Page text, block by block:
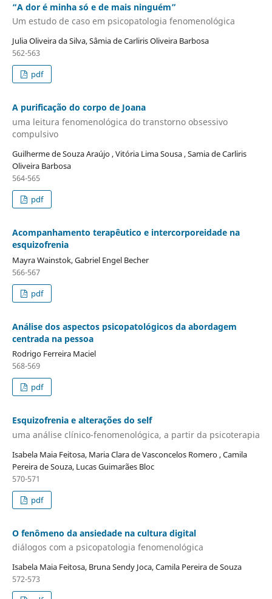
“A dor é minha só e de mais ninguém”
Um estudo de caso em psicopatologia fenomenológica
Julia Oliveira da Silva, Sâmia de Carliris Oliveira Barbosa
562-563
pdf
A purificação do corpo de Joana
uma leitura fenomenológica do transtorno obsessivo
compulsivo
Guilherme de Souza Araújo , Vitória Lima Sousa , Samia de Carliris
Oliveira Barbosa
564-565
pdf
Acompanhamento terapêutico e intercorporeidade na
esquizofrenia
Mayra Wainstok, Gabriel Engel Becher
566-567
pdf
Análise dos aspectos psicopatológicos da abordagem
centrada na pessoa
Rodrigo Ferreira Maciel
568-569
pdf
Esquizofrenia e alterações do self
uma análise clínico-fenomenológica, a partir da psicoterapia
Isabela Maia Feitosa, Maria Clara de Vasconcelos Romero , Camila
Pereira de Souza, Lucas Guimarães Bloc
570-571
pdf
O fenômeno da ansiedade na cultura digital
diálogos com a psicopatologia fenomenológica
Isabela Maia Feitosa, Bruna Sendy Joca, Camila Pereira de Souza
572-573